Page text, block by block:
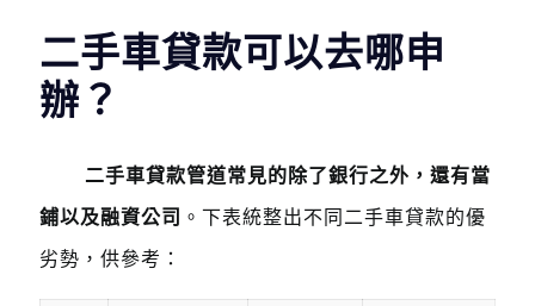
二手車貸款可以去哪申
辦？
二手車貸款管道常見的除了銀行之外，還有當
鋪以及融資公司 。下表統整出不同二手車貸款的優
劣勢，供參考：